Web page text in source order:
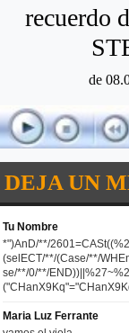
recuerdo
de
DEJA UN